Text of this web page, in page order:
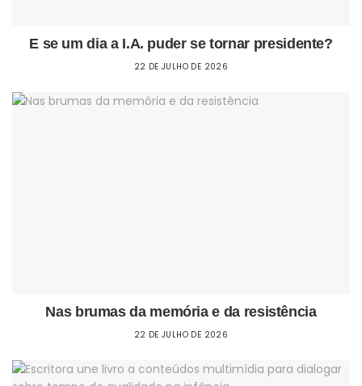
E se um dia a I.A. puder se tornar presidente?
22 DE JULHO DE 2026
Nas brumas da memória e da resistência
22 DE JULHO DE 2026